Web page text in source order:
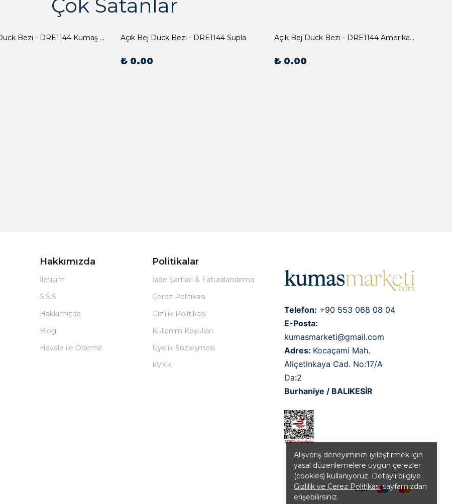
Alışveriş deneyiminizi iyileştirmek için
yasal düzenlemelere uygun çerezler
(cookies) kullanıyoruz. Detaylı bilgiye
Gizlilik ve Çerez Politikasısayfamızdan
erişebilirsiniz.
Çok Satanlar
Açık Bej Duck Bezi - DRE1144 Kumaş Peçete Açık Bej Duck Bezi - DRE1144 Supla
₺ 0.00
Açık Bej Duck Bezi - DRE1144 Amerikan Servis
₺ 0.00
Hakkımızda
İletişim
S.S.S
Hakkımızda
Blog
Havale ile Ödeme
Politikalar
İade Şartları & Faturalandırma
Çerez Politikası
Gizlilik Politikası
Kullanım Koşulları
Üyelik Sözleşmesi
KVKK
Telefon: +90 553 068 08 04
E-Posta:
kumasmarketi@gmail.com
Adres: Kocaçami Mah.
Aliçetinkaya Cad. No:17/A
Da:2
Burhaniye / BALIKESİR